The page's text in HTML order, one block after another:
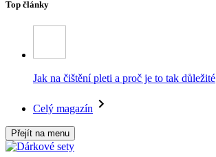
Top články
Jak na čištění pleti a proč je to tak důležité
Celý magazín
Přejít na menu